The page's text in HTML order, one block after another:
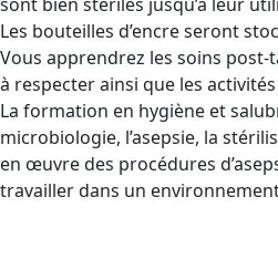
Les bouteilles d’encre seront
Vous apprendrez les soins
à respecter ainsi que les
La formation en hygiène et
microbiologie, l’asepsie, la
en œuvre des procédures
travailler dans un